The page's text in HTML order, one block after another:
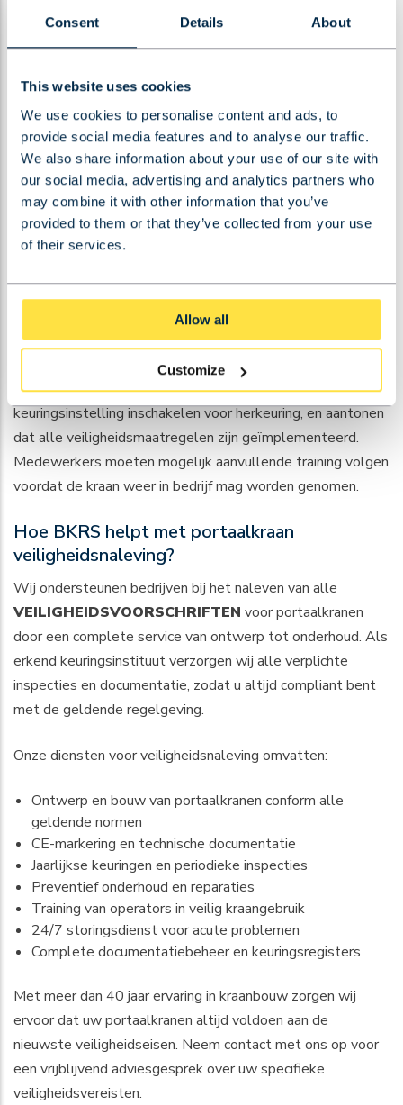
Consent Details About
This website uses cookies
We use cookies to personalise content and ads, to
provide social media features and to analyse our traffic.
We also share information about your use of our site with
our social media, advertising and analytics partners who
may combine it with other information that you’ve
provided to them or that they’ve collected from your use
of their services.
Allow all
Customize
€87.000 voor overtredingen van de Arbowet. Bij
en civielrechtelijke aansprakelijkheid ontstaan.
De Inspectie SZW kan een gebruiksverbod opleggen
totdat alle geconstateerde gebreken zijn hersteld en een
nieuwe keuring is uitgevoerd. Dit betekent productieverlies
en extra kosten voor herstel en herkeuring.
Verzekeraars kunnen claims afwijzen als blijkt dat de kraan
incident. Dit kan leiden tot aanzienlijke financiële gevolgen
bij schade aan goederen of letsel aan personen.
Om weer compliant te worden, moeten bedrijven alle
geconstateerde gebreken herstellen, een erkende
keuringsinstelling inschakelen voor herkeuring, en aantonen
dat alle veiligheidsmaatregelen zijn geïmplementeerd.
Medewerkers moeten mogelijk aanvullende training volgen
voordat de kraan weer in bedrijf mag worden genomen.
Hoe BKRS helpt met portaalkraan
veiligheidsnaleving?
Wij ondersteunen bedrijven bij het naleven van alle
VEILIGHEIDSVOORSCHRIFTEN voorportaalkranen
door een complete service van ontwerp tot onderhoud. Als
erkend keuringsinstituut verzorgen wij alle verplichte
inspecties en documentatie, zodat u altijd compliant bent
met de geldende regelgeving.
Onze diensten voor veiligheidsnaleving omvatten:
Ontwerp en bouw van portaalkranen conform alle
geldende normen
CE-markering en technische documentatie
Jaarlijkse keuringen en periodieke inspecties
Preventief onderhoud en reparaties
Training van operators in veilig kraangebruik
24/7 storingsdienst voor acute problemen
Complete documentatiebeheer en keuringsregisters
Met meer dan 40 jaar ervaring in kraanbouw zorgen wij
ervoor dat uw portaalkranen altijd voldoen aan de
nieuwste veiligheidseisen. Neem contact met ons op voor
een vrijblijvend adviesgesprek over uw specifieke
veiligheidsvereisten.